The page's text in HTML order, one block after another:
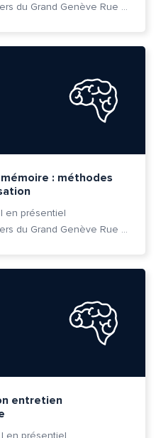
Cité des Métiers du Grand Genève Rue Prévost-Martin 6 1205 Genève
: méthodes
| en présentiel
Cité des Métiers du Grand Genève Rue Prévost-Martin 6 1205 Genève
entretien